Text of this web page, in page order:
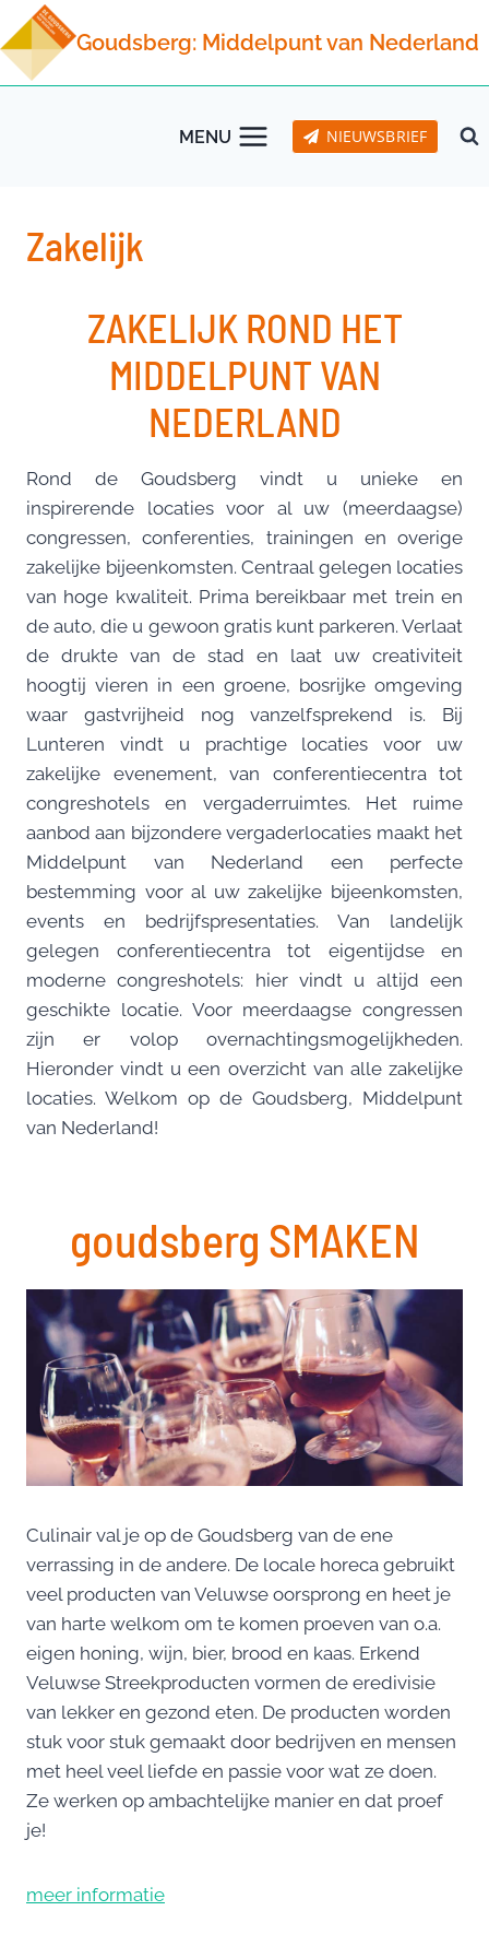
Doorgaan
naar
inhoud
Goudsberg: Middelpunt van Nederland
MENU NIEUWSBRIEF
Zakelijk
ZAKELIJK ROND HET
MIDDELPUNT VAN
NEDERLAND
Rond de Goudsberg vindt u unieke en
inspirerende locaties voor al uw (meerdaagse)
congressen, conferenties, trainingen en overige
zakelijke bijeenkomsten. Centraal gelegen locaties
van hoge kwaliteit. Prima bereikbaar met trein en
de auto, die u gewoon gratis kunt parkeren. Verlaat
de drukte van de stad en laat uw creativiteit
hoogtij vieren in een groene, bosrijke omgeving
waar gastvrijheid nog vanzelfsprekend is. Bij
Lunteren vindt u prachtige locaties voor uw
zakelijke evenement, van conferentiecentra tot
congreshotels en vergaderruimtes. Het ruime
aanbod aan bijzondere vergaderlocaties maakt het
Middelpunt van Nederland een perfecte
bestemming voor al uw zakelijke bijeenkomsten,
events en bedrijfspresentaties. Van landelijk
gelegen conferentiecentra tot eigentijdse en
moderne congreshotels: hier vindt u altijd een
geschikte locatie. Voor meerdaagse congressen
zijn er volop overnachtingsmogelijkheden.
Hieronder vindt u een overzicht van alle zakelijke
locaties. Welkom op de Goudsberg, Middelpunt
van Nederland!
goudsberg SMAKEN
Culinair val je op de Goudsberg van de ene
verrassing in de andere. De locale horeca gebruikt
veel producten van Veluwse oorsprong en heet je
van harte welkom om te komen proeven van o.a.
eigen honing, wijn, bier, brood en kaas. Erkend
Veluwse Streekproducten vormen de eredivisie
van lekker en gezond eten. De producten worden
stuk voor stuk gemaakt door bedrijven en mensen
met heel veel liefde en passie voor wat ze doen.
Ze werken op ambachtelijke manier en dat proef
je!
meer informatie